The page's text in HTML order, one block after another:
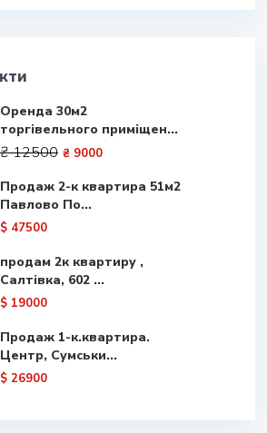
Оренда 30м2
торгівельного приміщен...
₴ 12500 ₴ 9000
Продаж 2-к квартира 51м2
Павлово По...
$ 47500
продам 2к квартиру ,
Салтівка, 602 ...
$ 19000
Продаж 1-к.квартира.
Центр, Сумськи...
$ 26900